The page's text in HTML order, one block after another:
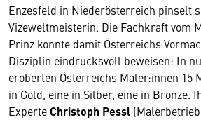
Enzesfeld in Niederösterreich pinselt
Vizeweltmeisterin. Die Fachkraft vom
Prinz konnte damit Österreichs
Disziplin eindrucksvoll beweisen: In
eroberten Österreichs Maler:innen 15
in Gold, eine in Silber, eine in Bronze.
Experte Christoph Pessl